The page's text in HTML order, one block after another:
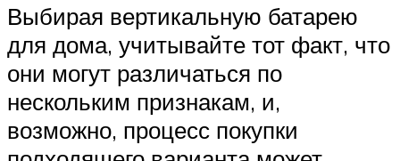
Выбирая вертикальную батарею
для дома, учитывайте тот факт, что
они могут различаться по
нескольким признакам, и,
возможно, процесс покупки